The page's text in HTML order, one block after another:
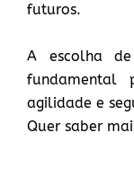
futuros.
A escolha
fundamental
agilidade e
Quer saber